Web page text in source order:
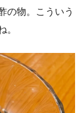
の物。こういう
。